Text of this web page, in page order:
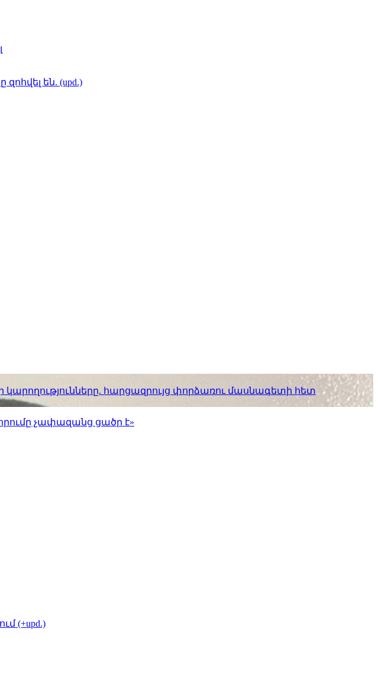
են. (upd.)
կարողությունները. հարցազրույց փորձառու մասնագետի հետ
չափազանց ցածր է»
(+upd.)